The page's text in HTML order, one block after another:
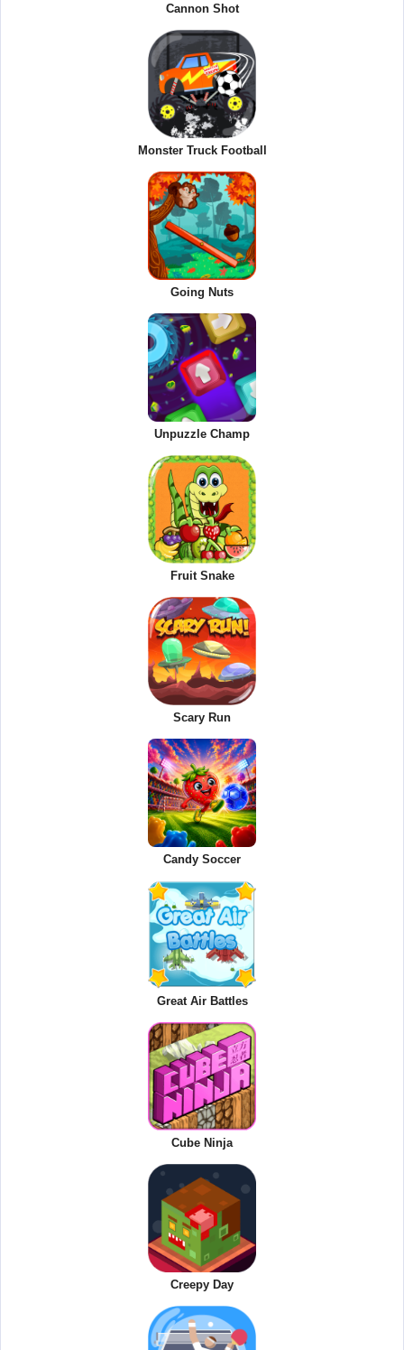
Cannon Shot
Monster Truck Football
Going Nuts
Unpuzzle Champ
Fruit Snake
Scary Run
Candy Soccer
Great Air Battles
Cube Ninja
Creepy Day